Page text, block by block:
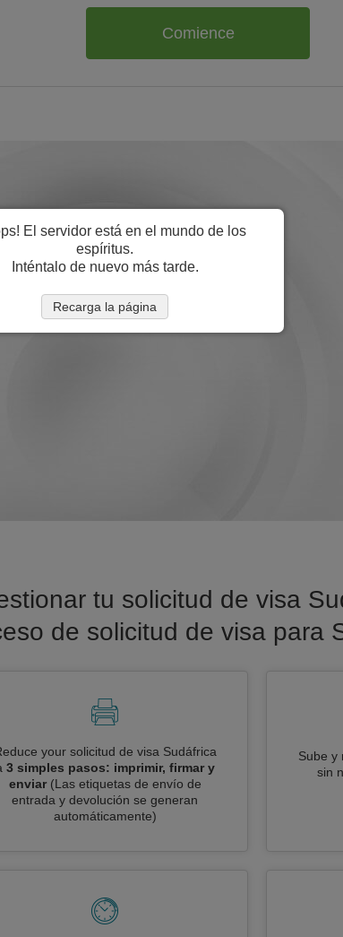
Comience
tu solicitud de visa
de solicitud de visa para
your solicitud de visa Sudáfrica
3 simples pasos: imprimir, firmar y
enviar (Las etiquetas de envío de
entrada y devolución se generan
automáticamente)
Sube y
sin
El servidor está en el mundo de los
espíritus.
Inténtalo de nuevo más tarde.
Recarga la página